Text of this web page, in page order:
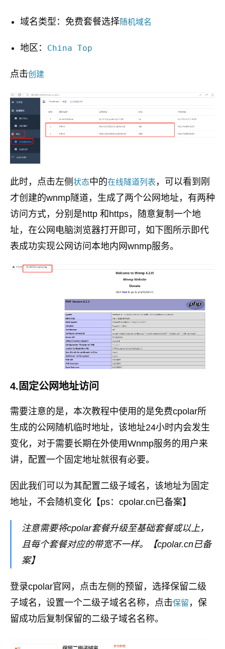
域名类型：免费套餐选择随机域名
地区： China Top
点击创建
此时，点击左侧 状态中的在线隧道列表 ，可以看到刚
才创建的wnmp隧道，生成了两个公网地址，有两种
访问方式，分别是http 和https，随意复制一个地
址，在公网电脑浏览器打开即可，如下图所示即代
表成功实现公网访问本地内网wnmp服务。
4.固定公网地址访问
需要注意的是，本次教程中使用的是免费cpolar所
生成的公网随机临时地址，该地址24小时内会发生
变化，对于需要长期在外使用Wnmp服务的用户来
讲，配置一个固定地址就很有必要。
因此我们可以为其配置二级子域名，该地址为固定
地址，不会随机变化【ps：cpolar.cn已备案】
注意需要将cpolar套餐升级至基础套餐或以上，
且每个套餐对应的带宽不一样。【cpolar.cn已备
案】
登录cpolar官网，点击左侧的预留，选择保留二级
子域名，设置一个二级子域名名称，点击保留 ，保
留成功后复制保留的二级子域名名称。